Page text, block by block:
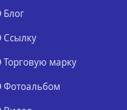
Блог
Ссылку
Торговую марку
Фотоальбом